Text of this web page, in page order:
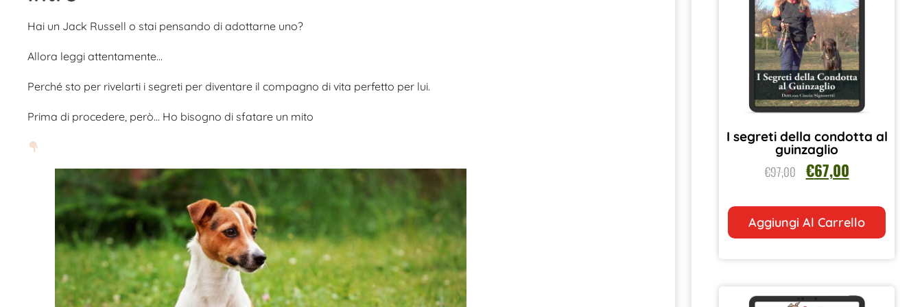
Hai un Jack Russell o stai pensando di adottarne uno?
Allora leggi attentamente…
Perché sto per rivelarti i segreti per diventare il compagno di vita perfetto per lui.
Prima di procedere, però… Ho bisogno di sfatare un mito
I segreti della condotta al
guinzaglio
€97,00 €67,00
Aggiungi Al Carrello